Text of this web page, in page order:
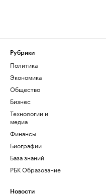
Рубрики
Политика
Экономика
Общество
Бизнес
Технологии и
медиа
Финансы
Биографии
База знаний
РБК Образование
Новости